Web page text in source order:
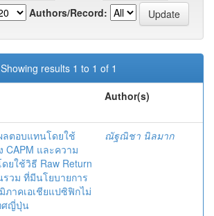
Authors/Record:
Showing results 1 to 1 of 1
Author(s)
ลตอบแทนโดยใช้
CAPM และความ
ยใช้วิธี Raw Return
รวม ที่มีนโยบายการ
ภาคเอเชียแปซิฟิกไม่
ศญี่ปุ่น
ณัฐณิชา นิลมาก